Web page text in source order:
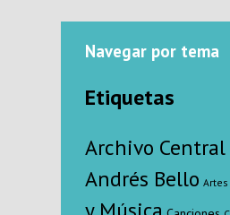
Navegar por tema
Etiquetas
Archivo Central
Andrés Bello Artes
y Música